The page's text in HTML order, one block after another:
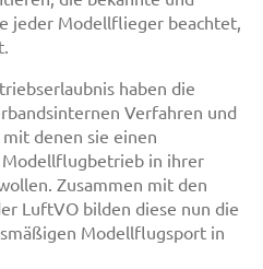
jeder Modellflieger beachtet,
haben die
Verfahren und
denen sie einen
in ihrer
Zusammen mit den
LuftVO bilden diese nun die
Modellflugsport in